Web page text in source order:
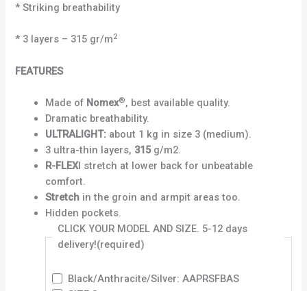
* Striking breathability
* 3 layers – 315 gr/m2
FEATURES
Made of Nomex®, best available quality.
Dramatic breathability.
ULTRALIGHT: about 1 kg in size 3 (medium).
3 ultra-thin layers, 315g/m2.
R-FLEXI stretch at lower back for unbeatable
comfort.
Stretch in the groin and armpit areas too.
Hidden pockets.
CLICK YOUR MODEL AND SIZE. 5-12 days
delivery!(required)
Black/Anthracite/Silver: AAPRSFBAS